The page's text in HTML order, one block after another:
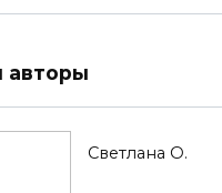
авторы
Светлана О.